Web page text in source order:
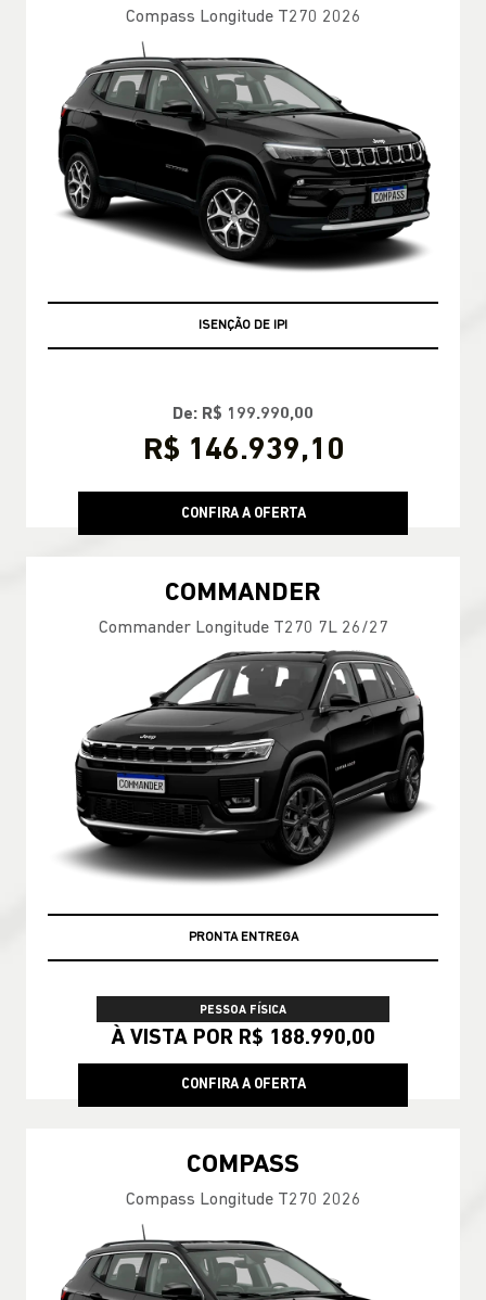
Compass Longitude T270 2026
ISENÇÃO DE IPI
De: R$ 199.990,00
R$ 146.939,10
CONFIRA A OFERTA
COMMANDER
Commander Longitude T270 7L 26/27
PRONTA ENTREGA
PESSOA FÍSICA
À VISTA POR R$ 188.990,00
CONFIRA A OFERTA
COMPASS
Compass Longitude T270 2026